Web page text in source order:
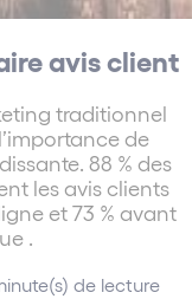
avis client
traditionnel
de
88 % des
les avis clients
et 73 % avant
.
de lecture